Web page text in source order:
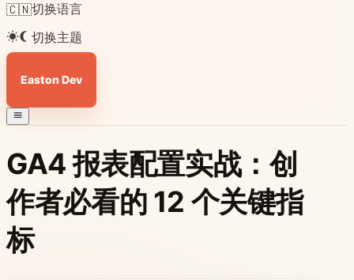
🇨🇳切换语言
切换主题
Easton Dev
GA4 报表配置实战：创
作者必看的 12 个关键指
标